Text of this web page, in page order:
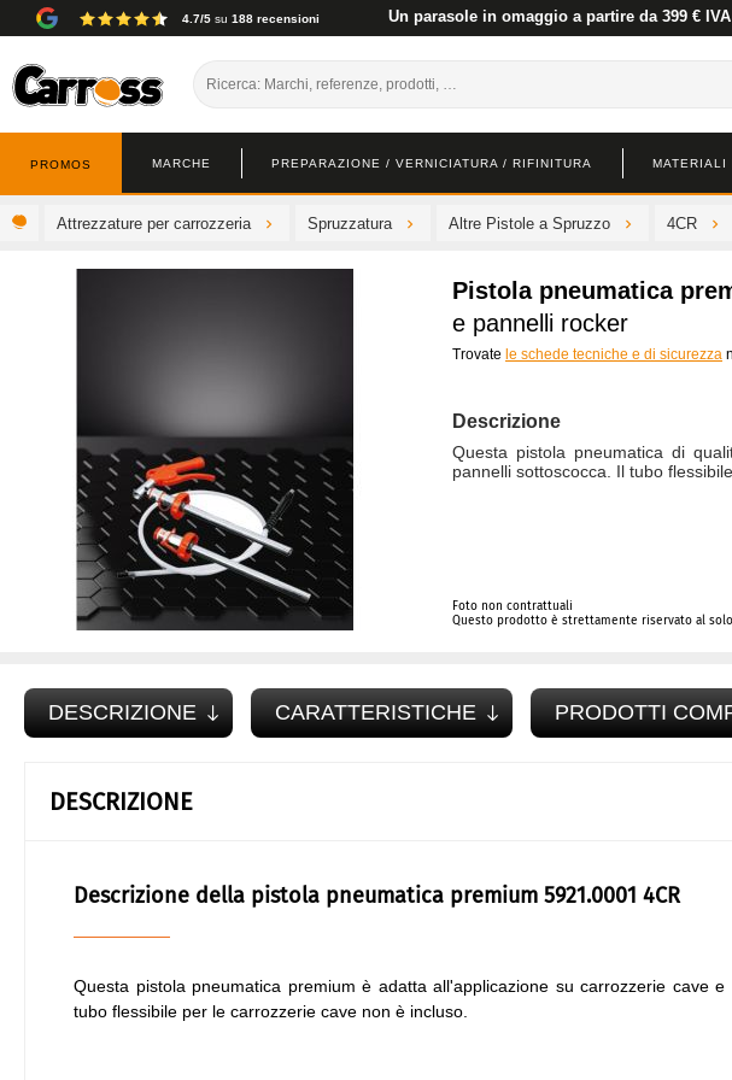
4.7/5 su 188 recensioni Un parasole in omaggio a partire da 399 €
PREPARAZIONE / VERNICIATURA / RIFINITURA MATERIALI
MARCHE
PROMOS
Attrezzature per carrozzeria Spruzzatura Altre Pistole a Spruzzo 4CR
Pistola pneumatica
e pannelli rocker
Trovate le schede tecniche e di sicurezza
Descrizione
Questa pistola pneumatica di
pannelli sottoscocca. Il tubo
Foto non contrattuali
Questo prodotto è strettamente riservato al
DESCRIZIONE CARATTERISTICHE PRODOTTI
DESCRIZIONE
Descrizione della pistola pneumatica premium 5921.0001 4CR
Questa pistola pneumatica premium è adatta all'applicazione su carrozzerie cave
tubo flessibile per le carrozzerie cave non è incluso.